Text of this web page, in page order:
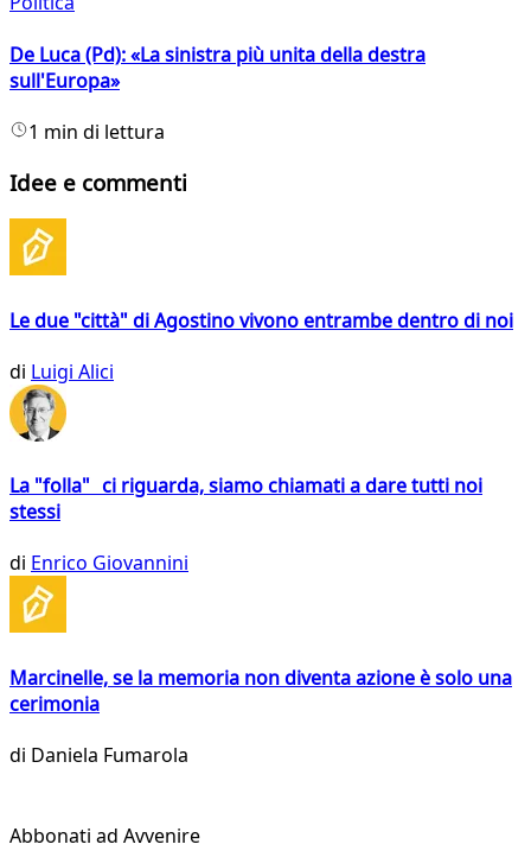
De Luca (Pd): «La sinistra più unita della destra
sull'Europa»
1 min di lettura
Idee e commenti
Le due "città" di Agostino vivono entrambe dentro di noi
di Luigi Alici
La "folla" ci riguarda, siamo chiamati a dare tutti noi
stessi
di Enrico Giovannini
Marcinelle, se la memoria non diventa azione è solo una
cerimonia
di Daniela Fumarola
Abbonati ad Avvenire